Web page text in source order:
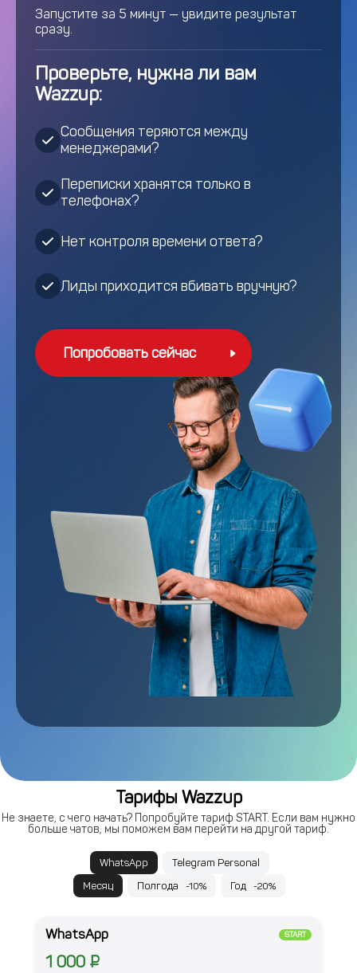
Запустите за 5 минут — увидите результат
сразу.
Проверьте, нужна ли вам
Wazzup:
Сообщения теряются между
менеджерами?
Переписки хранятся только в
телефонах?
Нет контроля времени ответа?
Лиды приходится вбивать вручную?
Попробовать сейчас
Тарифы Wazzup
Не знаете, с чего начать? Попробуйте тариф START. Если вам нужно
больше чатов, мы поможем вам перейти на другой тариф.
Месяц Полгода -10% Год -20%
WhatsApp Telegram Personal
WhatsApp START
1 000 ₽